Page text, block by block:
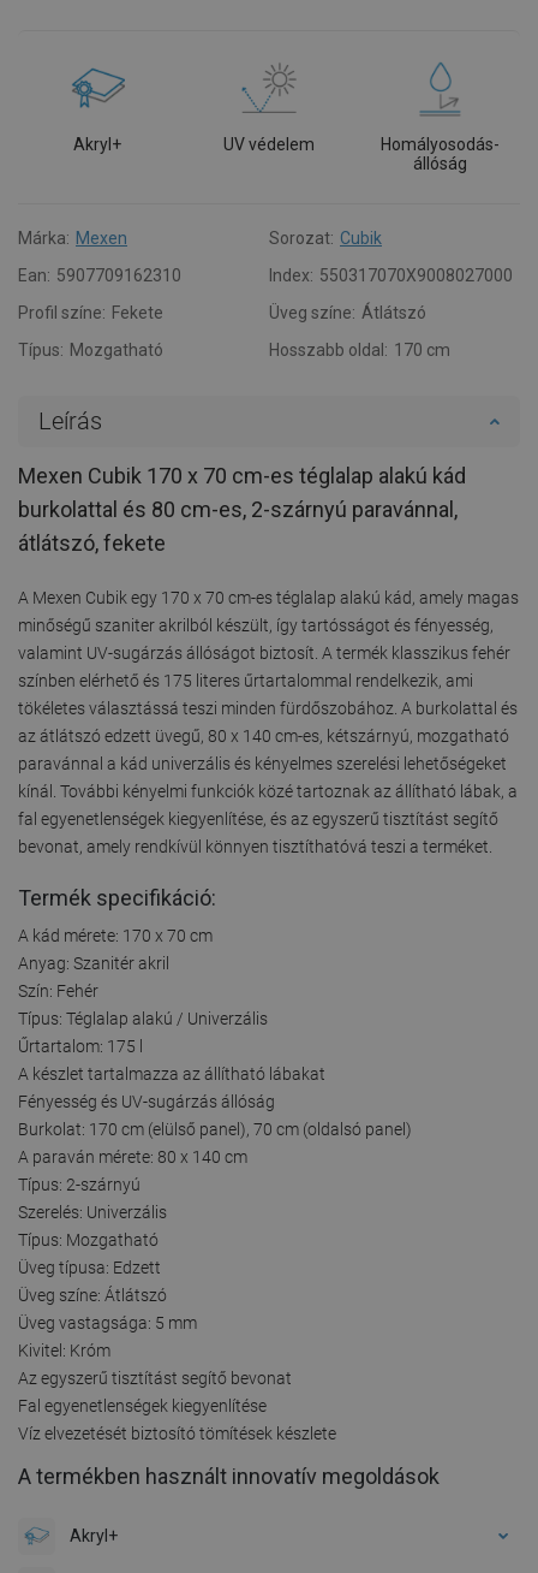
Akryl+ UV védelem
Homályosodás-
állóság
Márka: Mexen Sorozat: Cubik
Ean: 5907709162310 Index: 550317070X9008027000
Profil színe: Fekete Üveg színe: Átlátszó
Típus: Mozgatható Hosszabb oldal: 170 cm
Leírás
Mexen Cubik 170 x 70 cm-es téglalap alakú kád
burkolattal és 80 cm-es, 2-szárnyú paravánnal,
átlátszó, fekete
A Mexen Cubik egy 170 x 70 cm-es téglalap alakú kád, amely magas
minőségű szaniter akrilból készült, így tartósságot és fényesség,
valamint UV-sugárzás állóságot biztosít. A termék klasszikus fehér
színben elérhető és 175 literes űrtartalommal rendelkezik, ami
tökéletes választássá teszi minden fürdőszobához. A burkolattal és
az átlátszó edzett üvegű, 80 x 140 cm-es, kétszárnyú, mozgatható
paravánnal a kád univerzális és kényelmes szerelési lehetőségeket
kínál. További kényelmi funkciók közé tartoznak az állítható lábak, a
fal egyenetlenségek kiegyenlítése, és az egyszerű tisztítást segítő
bevonat, amely rendkívül könnyen tisztíthatóvá teszi a terméket.
Termék specifikáció:
A kád mérete: 170 x 70 cm
Anyag: Szanitér akril
Szín: Fehér
Típus: Téglalap alakú / Univerzális
Űrtartalom: 175 l
A készlet tartalmazza az állítható lábakat
Fényesség és UV-sugárzás állóság
Burkolat: 170 cm (elülső panel), 70 cm (oldalsó panel)
A paraván mérete: 80 x 140 cm
Típus: 2-szárnyú
Szerelés: Univerzális
Típus: Mozgatható
Üveg típusa: Edzett
Üveg színe: Átlátszó
Üveg vastagsága: 5 mm
Kivitel: Króm
Az egyszerű tisztítást segítő bevonat
Fal egyenetlenségek kiegyenlítése
Víz elvezetését biztosító tömítések készlete
A termékben használt innovatív megoldások
Akryl+